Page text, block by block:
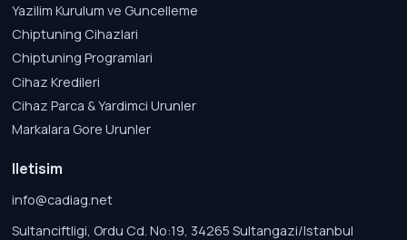
Yazilim Kurulum ve Guncelleme
Chiptuning Cihazlari
Chiptuning Programlari
Cihaz Kredileri
Cihaz Parca & Yardimci Urunler
Markalara Gore Urunler
Iletisim
info@cadiag.net
Sultanciftligi, Ordu Cd. No:19, 34265 Sultangazi/Istanbul